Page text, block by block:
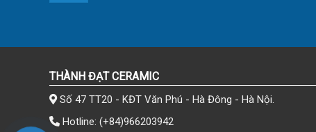
THÀNH ĐẠT CERAMIC
Số 47 TT20 - KĐT Văn Phú - Hà Đông - Hà Nội.
Hotline: (+84)966203942